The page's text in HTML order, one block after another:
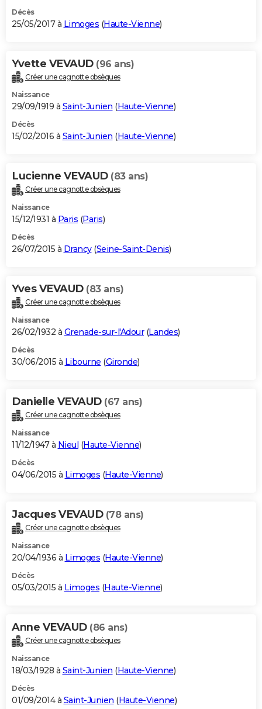
Décès
25/05/2017 à Limoges (Haute-Vienne)
Yvette VEVAUD (96 ans)
Créer une cagnotte obsèques
Naissance
29/09/1919 à Saint-Junien (Haute-Vienne)
Décès
15/02/2016 à Saint-Junien (Haute-Vienne)
Lucienne VEVAUD (83 ans)
Créer une cagnotte obsèques
Naissance
15/12/1931 à Paris (Paris)
Décès
26/07/2015 à Drancy(Seine-Saint-Denis)
Yves VEVAUD (83 ans)
Créer une cagnotte obsèques
Naissance
26/02/1932 à Grenade-sur-l'Adour(Landes)
Décès
30/06/2015 à Libourne (Gironde)
Danielle VEVAUD (67 ans)
Créer une cagnotte obsèques
Naissance
11/12/1947 à Nieul (Haute-Vienne)
Décès
04/06/2015 à Limoges (Haute-Vienne)
Jacques VEVAUD (78 ans)
Créer une cagnotte obsèques
Naissance
20/04/1936 à Limoges (Haute-Vienne)
Décès
05/03/2015 à Limoges (Haute-Vienne)
Anne VEVAUD (86 ans)
Créer une cagnotte obsèques
Naissance
18/03/1928 à Saint-Junien (Haute-Vienne)
Décès
01/09/2014 à Saint-Junien (Haute-Vienne)